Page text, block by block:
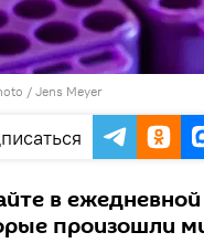
/ Jens Meyer
в
произошли